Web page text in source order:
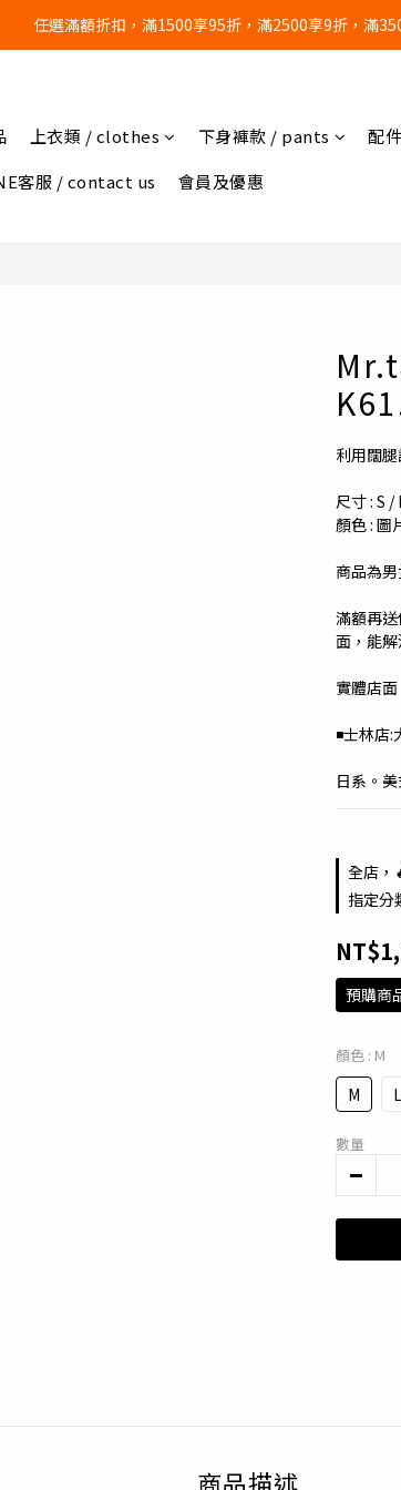
🔥任選3件，超商免運費🔥
任選滿額折扣，滿1500享95折，滿2500享9折，滿
上衣類 / clothes 下身褲款 / pants
配
客服 / contact us
會員及優惠
利用闊
尺寸 : S /
顏色 : 圖
商品為
滿額再
面，能
實體店面
◾️士林
日系。
全店，
指定分
預購商
顏色 : M
M L
數量
商品描述